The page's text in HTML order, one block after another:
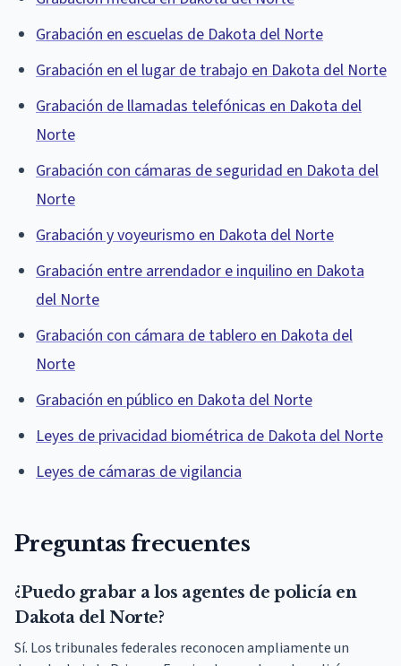
Grabación en escuelas de Dakota del Norte
Grabación en el lugar de trabajo en Dakota del Norte
Grabación de llamadas telefónicas en Dakota del
Norte
Grabación con cámaras de seguridad en Dakota del
Norte
Grabación y voyeurismo en Dakota del Norte
Grabación entre arrendador e inquilino en Dakota
del Norte
Grabación con cámara de tablero en Dakota del
Norte
Grabación en público en Dakota del Norte
Leyes de privacidad biométrica de Dakota del Norte
Leyes de cámaras de vigilancia
Preguntas frecuentes
¿Puedo grabar a los agentes de policía en
Dakota del Norte?
Sí. Los tribunales federales reconocen ampliamente un